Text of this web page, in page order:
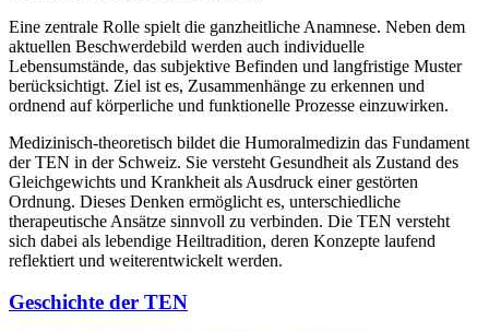
Eine zentrale Rolle spielt die ganzheitliche Anamnese. Neben dem
aktuellen Beschwerdebild werden auch individuelle
Lebensumstände, das subjektive Befinden und langfristige Muster
berücksichtigt. Ziel ist es, Zusammenhänge zu erkennen und
ordnend auf körperliche und funktionelle Prozesse einzuwirken.
Medizinisch-theoretisch bildet die Humoralmedizin das Fundament
der TEN in der Schweiz. Sie versteht Gesundheit als Zustand des
Gleichgewichts und Krankheit als Ausdruck einer gestörten
Ordnung. Dieses Denken ermöglicht es, unterschiedliche
therapeutische Ansätze sinnvoll zu verbinden. Die TEN versteht
sich dabei als lebendige Heiltradition, deren Konzepte laufend
reflektiert und weiterentwickelt werden.
Geschichte der TEN